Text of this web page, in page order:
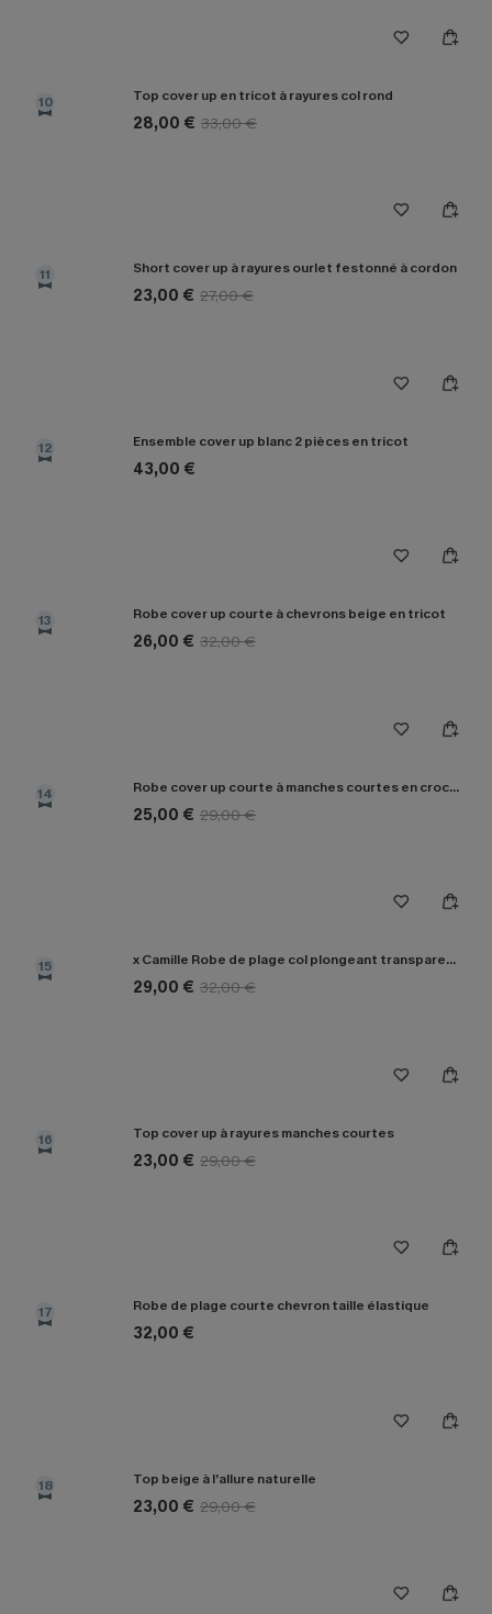
10 Top cover up en tricot à rayures col rond
28,00 € 33,00 €
11 Short cover up à rayures ourlet festonné à cordon
23,00 € 27,00 €
12 Ensemble cover up blanc 2 pièces en tricot
43,00 €
13 Robe cover up courte à chevrons beige en tricot
26,00 € 32,00 €
14 Robe cover up courte à manches courtes en crochet beige
25,00 € 29,00 €
15 x Camille Robe de plage col plongeant transparente
29,00 € 32,00 €
16 Top cover up à rayures manches courtes
23,00 € 29,00 €
17 Robe de plage courte chevron taille élastique
32,00 €
18 Top beige à l’allure naturelle
23,00 € 29,00 €